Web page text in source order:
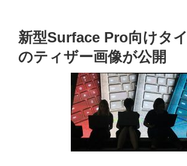
新型Surface Pro向けタ
のティザー画像が公開